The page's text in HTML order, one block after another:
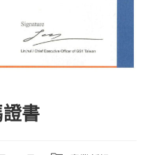
書